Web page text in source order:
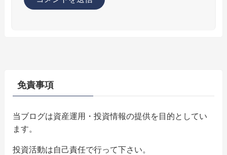
免責事項
当ブログは資産運用・投資情報の提供を目的としてい
ます。
投資活動は自己責任で行って下さい。